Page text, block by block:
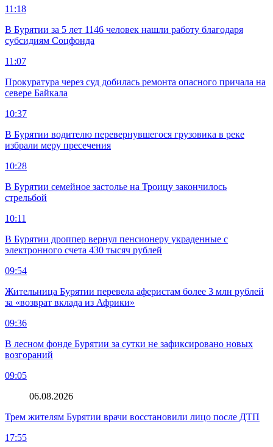
11:18
В Бурятии за 5 лет 1146 человек нашли работу благодаря
субсидиям Соцфонда
11:07
Прокуратура через суд добилась ремонта опасного причала на
севере Байкала
10:37
В Бурятии водителю перевернувшегося грузовика в реке
избрали меру пресечения
10:28
В Бурятии семейное застолье на Троицу закончилось
стрельбой
10:11
В Бурятии дроппер вернул пенсионеру украденные с
электронного счета 430 тысяч рублей
09:54
Жительница Бурятии перевела аферистам более 3 млн рублей
за «возврат вклада из Африки»
09:36
В лесном фонде Бурятии за сутки не зафиксировано новых
возгораний
09:05
06.08.2026
Трем жителям Бурятии врачи восстановили лицо после ДТП
17:55